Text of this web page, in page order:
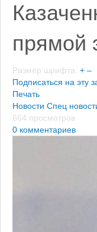
прямой
Размер шрифта: + –
Подписаться на эту
Печать
Новости Спец
664 просмотров
0 комментариев